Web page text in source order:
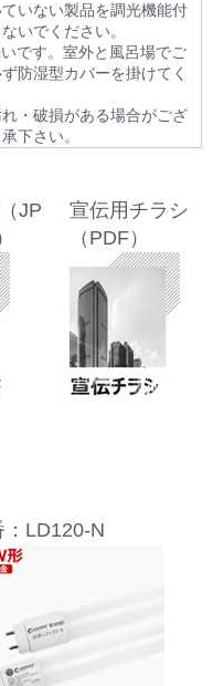
いない製品を調光機能付
いでください。
です。室外と風呂場でご
防湿型カバーを掛けてく
・破損がある場合がござ
下さい。
JP
宣伝用チラシ
（PDF）
：LD120-N